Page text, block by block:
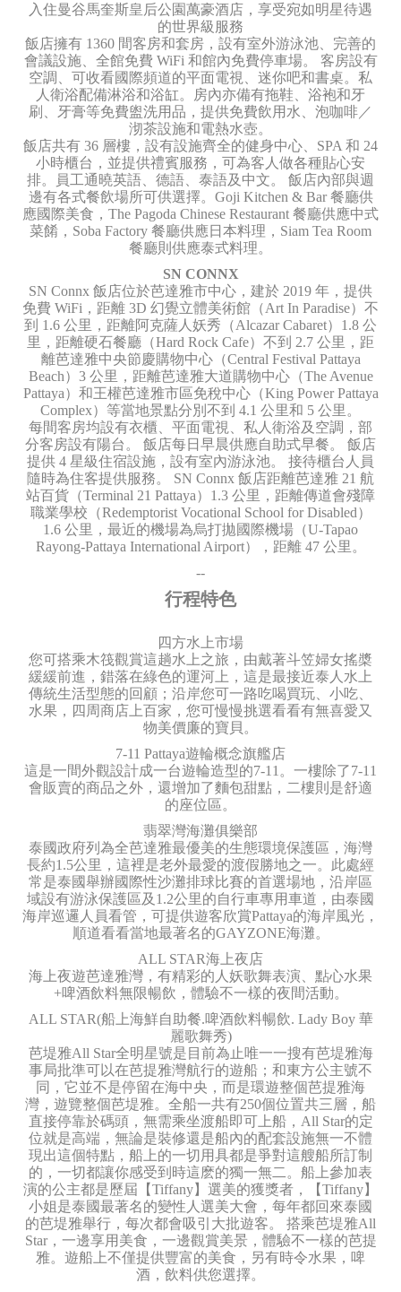
入住曼谷馬奎斯皇后公園萬豪酒店，享受宛如明星待遇
的世界級服務
飯店擁有 1360 間客房和套房，設有室外游泳池、完善的
會議設施、全館免費 WiFi 和館內免費停車場。 客房設有
空調、可收看國際頻道的平面電視、迷你吧和書桌。私
人衛浴配備淋浴和浴缸。房內亦備有拖鞋、浴袍和牙
刷、牙膏等免費盥洗用品，提供免費飲用水、泡咖啡／
沏茶設施和電熱水壺。
飯店共有 36 層樓，設有設施齊全的健身中心、SPA 和 24
小時櫃台，並提供禮賓服務，可為客人做各種貼心安
排。員工通曉英語、德語、泰語及中文。 飯店內部與週
邊有各式餐飲場所可供選擇。Goji Kitchen & Bar 餐廳供
應國際美食，The Pagoda Chinese Restaurant 餐廳供應中式
菜餚，Soba Factory 餐廳供應日本料理，Siam Tea Room
餐廳則供應泰式料理。
SN CONNX
SN Connx 飯店位於芭達雅市中心，建於 2019 年，提供
免費 WiFi，距離 3D 幻覺立體美術館（Art In Paradise）不
到 1.6 公里，距離阿克薩人妖秀（Alcazar Cabaret）1.8 公
里，距離硬石餐廳（Hard Rock Cafe）不到 2.7 公里，距
離芭達雅中央節慶購物中心（Central Festival Pattaya
Beach）3 公里，距離芭達雅大道購物中心（The Avenue
Pattaya）和王權芭達雅市區免稅中心（King Power Pattaya
Complex）等當地景點分別不到 4.1 公里和 5 公里。
每間客房均設有衣櫃、平面電視、私人衛浴及空調，部
分客房設有陽台。 飯店每日早晨供應自助式早餐。 飯店
提供 4 星級住宿設施，設有室內游泳池。 接待櫃台人員
隨時為住客提供服務。 SN Connx 飯店距離芭達雅 21 航
站百貨（Terminal 21 Pattaya）1.3 公里，距離傳道會殘障
職業學校（Redemptorist Vocational School for Disabled）
1.6 公里，最近的機場為烏打拋國際機場（U-Tapao
Rayong-Pattaya International Airport），距離 47 公里。
--
行程特色
四方水上市場
您可搭乘木筏觀賞這趟水上之旅，由戴著斗笠婦女搖槳
緩緩前進，錯落在綠色的運河上，這是最接近泰人水上
傳統生活型態的回顧；沿岸您可一路吃喝買玩、小吃、
水果，四周商店上百家，您可慢慢挑選看看有無喜愛又
物美價廉的寶貝。
7-11 Pattaya遊輪概念旗艦店
這是一間外觀設計成一台遊輪造型的7-11。一樓除了7-11
會販賣的商品之外，還增加了麵包甜點，二樓則是舒適
的座位區。
翡翠灣海灘俱樂部
泰國政府列為全芭達雅最優美的生態環境保護區，海灣
長約1.5公里，這裡是老外最愛的渡假勝地之一。此處經
常是泰國舉辦國際性沙灘排球比賽的首選場地，沿岸區
域設有游泳保護區及1.2公里的自行車專用車道，由泰國
海岸巡邏人員看管，可提供遊客欣賞Pattaya的海岸風光，
順道看看當地最著名的GAYZONE海灘。
ALL STAR海上夜店
海上夜遊芭達雅灣，有精彩的人妖歌舞表演、點心水果
+啤酒飲料無限暢飲，體驗不一樣的夜間活動。
ALL STAR(船上海鮮自助餐.啤酒飲料暢飲. Lady Boy 華
麗歌舞秀)
芭堤雅All Star全明星號是目前為止唯一一搜有芭堤雅海
事局批準可以在芭提雅灣航行的遊船；和東方公主號不
同，它並不是停留在海中央，而是環遊整個芭提雅海
灣，遊覽整個芭堤雅。全船一共有250個位置共三層，船
直接停靠於碼頭，無需乘坐渡船即可上船，All Star的定
位就是高端，無論是裝修還是船內的配套設施無一不體
現出這個特點，船上的一切用具都是爭對這艘船所訂制
的，一切都讓你感受到時這麽的獨一無二。船上參加表
演的公主都是歷屆【Tiffany】選美的獲獎者，【Tiffany】
小姐是泰國最著名的變性人選美大會，每年都回來泰國
的芭堤雅舉行，每次都會吸引大批遊客。 搭乘芭堤雅All
Star，一邊享用美食，一邊觀賞美景，體驗不一樣的芭提
雅。遊船上不僅提供豐富的美食，另有時令水果，啤
酒，飲料供您選擇。